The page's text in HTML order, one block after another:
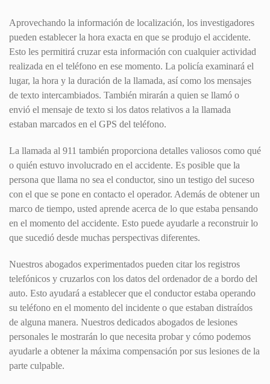
Aprovechando la información de localización, los investigadores
pueden establecer la hora exacta en que se produjo el accidente.
Esto les permitirá cruzar esta información con cualquier actividad
realizada en el teléfono en ese momento. La policía examinará el
lugar, la hora y la duración de la llamada, así como los mensajes
de texto intercambiados. También mirarán a quien se llamó o
envió el mensaje de texto si los datos relativos a la llamada
estaban marcados en el GPS del teléfono.
La llamada al 911 también proporciona detalles valiosos como qué
o quién estuvo involucrado en el accidente. Es posible que la
persona que llama no sea el conductor, sino un testigo del suceso
con el que se pone en contacto el operador. Además de obtener un
marco de tiempo, usted aprende acerca de lo que estaba pensando
en el momento del accidente. Esto puede ayudarle a reconstruir lo
que sucedió desde muchas perspectivas diferentes.
Nuestros abogados experimentados pueden citar los registros
telefónicos y cruzarlos con los datos del ordenador de a bordo del
auto. Esto ayudará a establecer que el conductor estaba operando
su teléfono en el momento del incidente o que estaban distraídos
de alguna manera. Nuestros dedicados abogados de lesiones
personales le mostrarán lo que necesita probar y cómo podemos
ayudarle a obtener la máxima compensación por sus lesiones de la
parte culpable.